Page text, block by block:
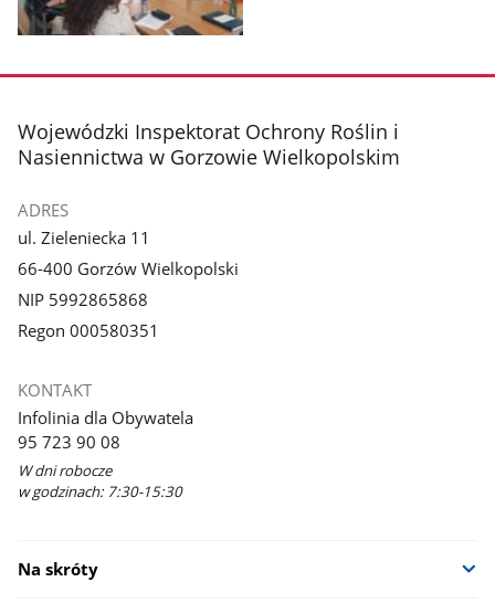
zdjęcie
galerii.
stopka
Wojewódzki Inspektorat Ochrony Roślin i
Nasiennictwa w Gorzowie Wielkopolskim
ADRES
ul. Zieleniecka 11
66-400 Gorzów Wielkopolski
NIP 5992865868
Regon 000580351
KONTAKT
Infolinia dla Obywatela
95 723 90 08
W dni robocze
w godzinach: 7:30-15:30
Na skróty